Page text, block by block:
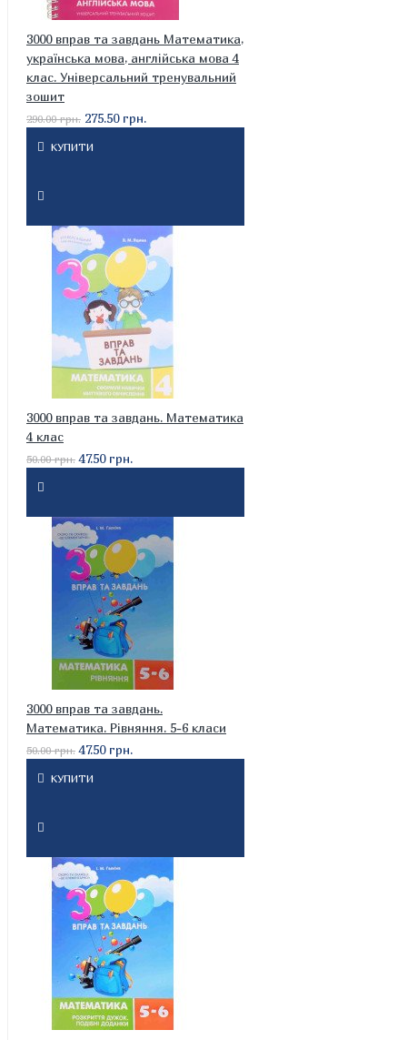
3000 вправ та завдань Математика,
українська мова, англійська мова 4
клас. Універсальний тренувальний
зошит
290.00 грн. 275.50 грн.
КУПИТИ
3000 вправ та завдань. Математика
4 клас
50.00 грн. 47.50 грн.
3000 вправ та завдань.
Математика. Рівняння. 5-6 класи
50.00 грн. 47.50 грн.
КУПИТИ